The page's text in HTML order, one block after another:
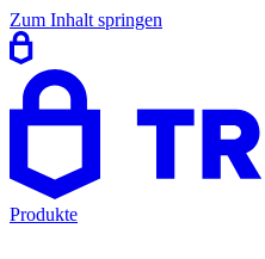
Zum Inhalt springen
Produkte